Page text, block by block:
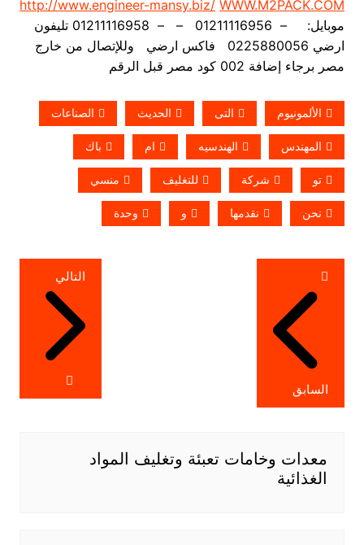
http://www.engineer-mansy.biz/ WWW.M2PACK.COM
موبايل: – 01211116956 – – 01211116958 تليفون
ارضي 0225880056 فاكس ارضي
وللإتصال من خارج
مصر برجاء إضافة 002 كود مصر قبل الرقم
الألمونيوم التى الحديث الصناعات
المهندس الهندسيه ام باك
تو شركة للتغليف منسي
نحن نقدمها و وحدة
تصفّح
المقالات
السابق
التالي
معدات وخامات تعبئة وتغليف المواد
الغذائية